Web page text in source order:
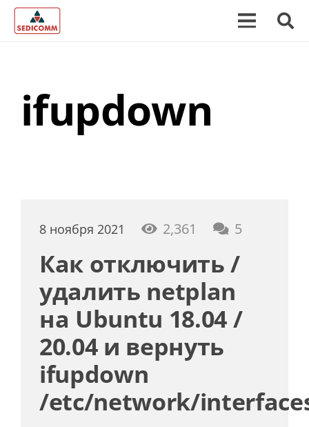
ifupdown
8 ноября 2021 2,361 5
Как отключить /
удалить netplan
на Ubuntu 18.04 /
20.04 и вернуть
ifupdown
/etc/network/